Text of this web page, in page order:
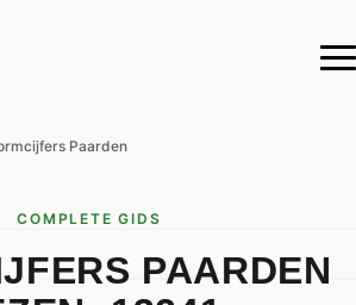
Paarden
COMPLETE GIDS
PAARDEN